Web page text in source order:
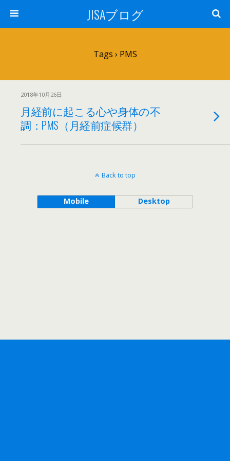
JISAブログ
Tags › PMS
2018年10月26日
月経前に起こる心や身体の不
調：PMS（月経前症候群）
Back to top
Mobile Desktop